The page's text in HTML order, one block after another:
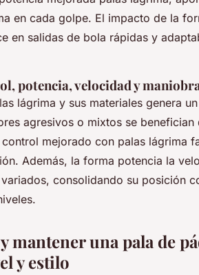
en cada golpe. El impacto de la
en salidas de bola rápidas y
potencia, velocidad y
lágrima y sus materiales genera
agresivos o mixtos se
mejorado con palas lágrima
Además, la forma potencia la
consolidando su posición
mantener una pala de
y estilo